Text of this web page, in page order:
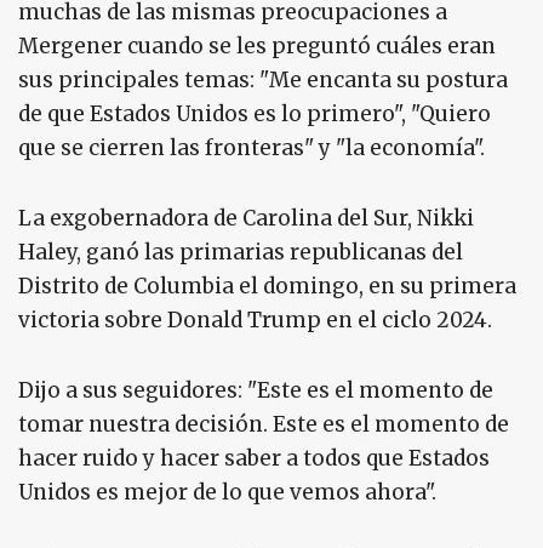
muchas de las mismas preocupaciones a
Mergener cuando se les preguntó cuáles eran
sus principales temas: "Me encanta su postura
de que Estados Unidos es lo primero", "Quiero
que se cierren las fronteras" y "la economía".
La exgobernadora de Carolina del Sur, Nikki
Haley, ganó las primarias republicanas del
Distrito de Columbia el domingo, en su primera
victoria sobre Donald Trump en el ciclo 2024.
Dijo a sus seguidores: "Este es el momento de
tomar nuestra decisión. Este es el momento de
hacer ruido y hacer saber a todos que Estados
Unidos es mejor de lo que vemos ahora".